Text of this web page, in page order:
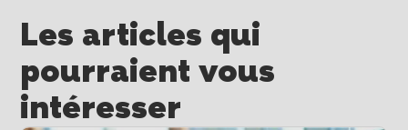
Les articles qui
pourraient vous
intéresser